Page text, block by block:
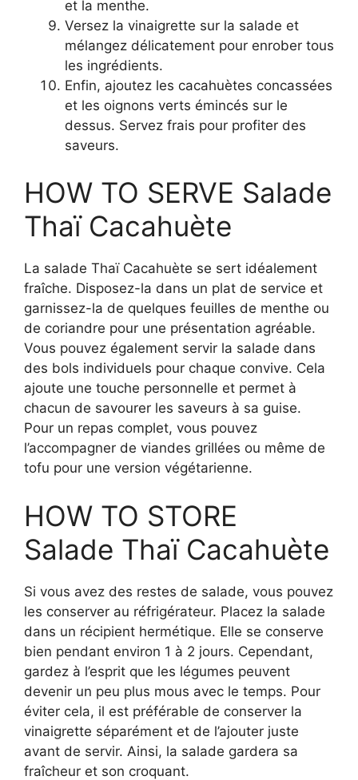
et la menthe.
Versez la vinaigrette sur la salade et
mélangez délicatement pour enrober tous
les ingrédients.
Enfin, ajoutez les cacahuètes concassées
et les oignons verts émincés sur le
dessus. Servez frais pour profiter des
saveurs.
HOW TO SERVE Salade
Thaï Cacahuète
La salade Thaï Cacahuète se sert idéalement
fraîche. Disposez-la dans un plat de service et
garnissez-la de quelques feuilles de menthe ou
de coriandre pour une présentation agréable.
Vous pouvez également servir la salade dans
des bols individuels pour chaque convive. Cela
ajoute une touche personnelle et permet à
chacun de savourer les saveurs à sa guise.
Pour un repas complet, vous pouvez
l’accompagner de viandes grillées ou même de
tofu pour une version végétarienne.
HOW TO STORE
Salade Thaï Cacahuète
Si vous avez des restes de salade, vous pouvez
les conserver au réfrigérateur. Placez la salade
dans un récipient hermétique. Elle se conserve
bien pendant environ 1 à 2 jours. Cependant,
gardez à l’esprit que les légumes peuvent
devenir un peu plus mous avec le temps. Pour
éviter cela, il est préférable de conserver la
vinaigrette séparément et de l’ajouter juste
avant de servir. Ainsi, la salade gardera sa
fraîcheur et son croquant.